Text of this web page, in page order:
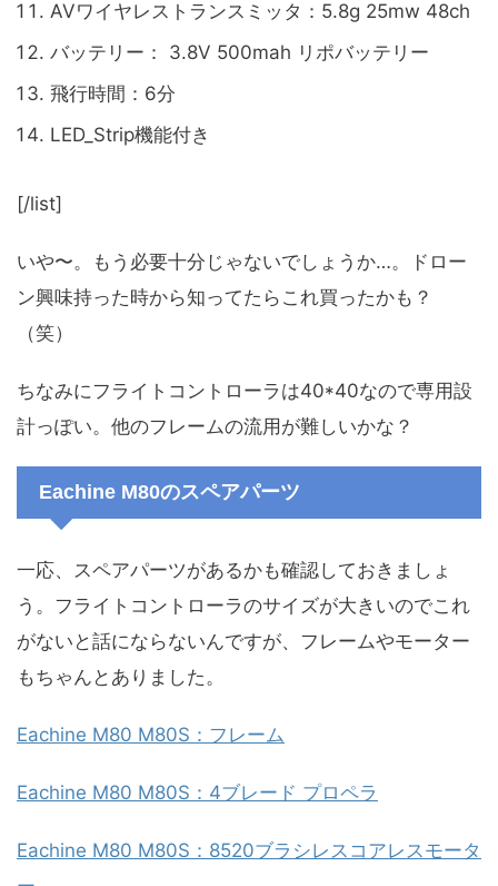
AVワイヤレストランスミッタ：5.8g 25mw 48ch
バッテリー： 3.8V 500mah リポバッテリー
飛行時間：6分
LED_Strip機能付き
[/list]
いや〜。もう必要十分じゃないでしょうか…。ドロー
ン興味持った時から知ってたらこれ買ったかも？
（笑）
ちなみにフライトコントローラは40*40なので専用設
計っぽい。他のフレームの流用が難しいかな？
Eachine M80のスペアパーツ
一応、スペアパーツがあるかも確認しておきましょ
う。フライトコントローラのサイズが大きいのでこれ
がないと話にならないんですが、フレームやモーター
もちゃんとありました。
Eachine M80 M80S：フレーム
Eachine M80 M80S：4ブレード プロペラ
Eachine M80 M80S：8520ブラシレスコアレスモータ